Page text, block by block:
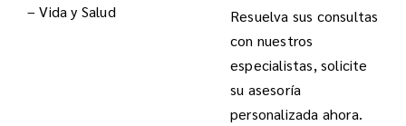
– Vida y Salud
Resuelva sus consultas
con nuestros
especialistas, solicite
su asesoría
personalizada ahora.